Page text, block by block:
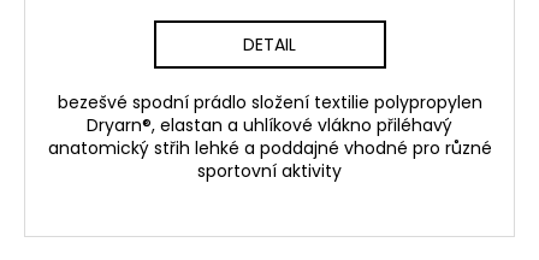
DETAIL
bezešvé spodní prádlo složení textilie polypropylen
Dryarn®, elastan a uhlíkové vlákno přiléhavý
anatomický střih lehké a poddajné vhodné pro různé
sportovní aktivity